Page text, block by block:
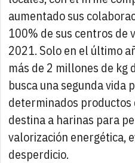
aumentado sus
100% de sus centros de
2021. Solo en el último
más de 2 millones de kg
busca una segunda vida
determinados productos
destina a harinas para
valorización energética,
desperdicio.